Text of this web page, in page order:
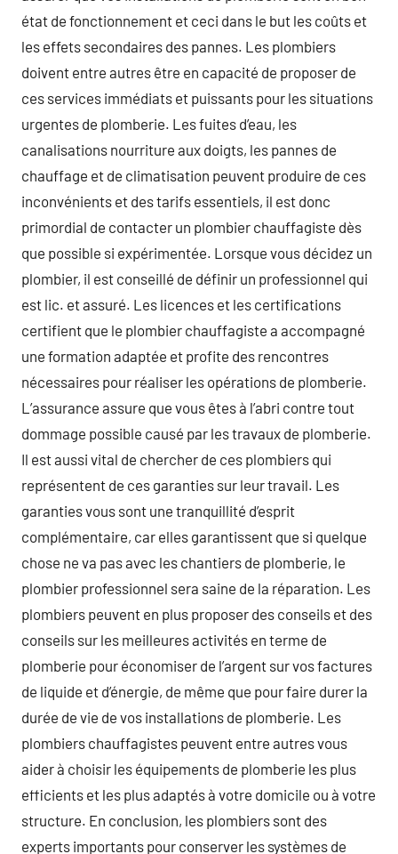
état de fonctionnement et ceci dans le but les coûts et
les effets secondaires des pannes. Les plombiers
doivent entre autres être en capacité de proposer de
ces services immédiats et puissants pour les situations
urgentes de plomberie. Les fuites d’eau, les
canalisations nourriture aux doigts, les pannes de
chauffage et de climatisation peuvent produire de ces
inconvénients et des tarifs essentiels, il est donc
primordial de contacter un plombier chauffagiste dès
que possible si expérimentée. Lorsque vous décidez un
plombier, il est conseillé de définir un professionnel qui
est lic. et assuré. Les licences et les certifications
certifient que le plombier chauffagiste a accompagné
une formation adaptée et profite des rencontres
nécessaires pour réaliser les opérations de plomberie.
L’assurance assure que vous êtes à l’abri contre tout
dommage possible causé par les travaux de plomberie.
Il est aussi vital de chercher de ces plombiers qui
représentent de ces garanties sur leur travail. Les
garanties vous sont une tranquillité d’esprit
complémentaire, car elles garantissent que si quelque
chose ne va pas avec les chantiers de plomberie, le
plombier professionnel sera saine de la réparation. Les
plombiers peuvent en plus proposer des conseils et des
conseils sur les meilleures activités en terme de
plomberie pour économiser de l’argent sur vos factures
de liquide et d’énergie, de même que pour faire durer la
durée de vie de vos installations de plomberie. Les
plombiers chauffagistes peuvent entre autres vous
aider à choisir les équipements de plomberie les plus
efficients et les plus adaptés à votre domicile ou à votre
structure. En conclusion, les plombiers sont des
experts importants pour conserver les systèmes de